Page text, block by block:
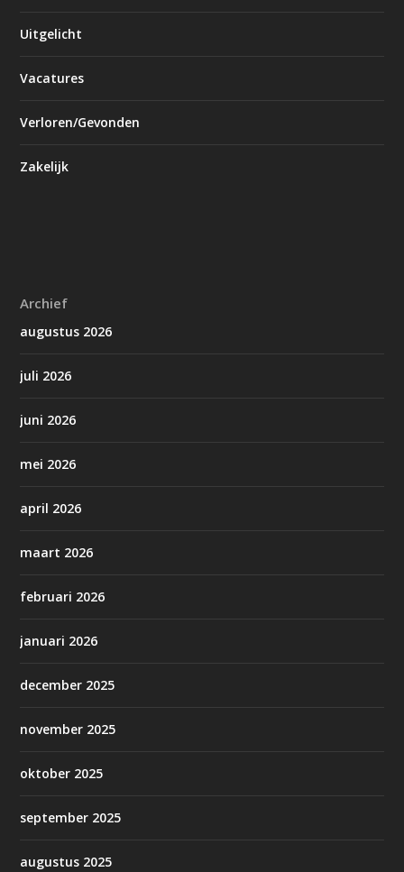
Uitgelicht
Vacatures
Verloren/Gevonden
Zakelijk
Archief
augustus 2026
juli 2026
juni 2026
mei 2026
april 2026
maart 2026
februari 2026
januari 2026
december 2025
november 2025
oktober 2025
september 2025
augustus 2025